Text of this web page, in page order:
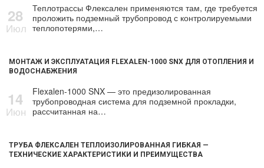
28
Июл
Теплотрассы Флексален применяются там, где требуется
проложить подземный трубопровод с контролируемыми
теплопотерями,…
МОНТАЖ И ЭКСПЛУАТАЦИЯ FLEXALEN-1000 SNX ДЛЯ ОТОПЛЕНИЯ И
ВОДОСНАБЖЕНИЯ
14
Июн
Flexalen-1000 SNX — это предизолированная
трубопроводная система для подземной прокладки,
рассчитанная на…
ТРУБА ФЛЕКСАЛЕН ТЕПЛОИЗОЛИРОВАННАЯ ГИБКАЯ —
ТЕХНИЧЕСКИЕ ХАРАКТЕРИСТИКИ И ПРЕИМУЩЕСТВА